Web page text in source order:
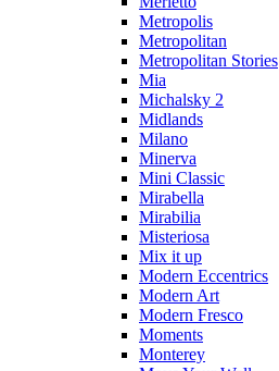
Metropolis
Metropolitan
Metropolitan Stories
Mia
Michalsky 2
Midlands
Milano
Minerva
Mini Classic
Mirabella
Mirabilia
Misteriosa
Mix it up
Modern Eccentrics
Modern Art
Modern Fresco
Moments
Monterey